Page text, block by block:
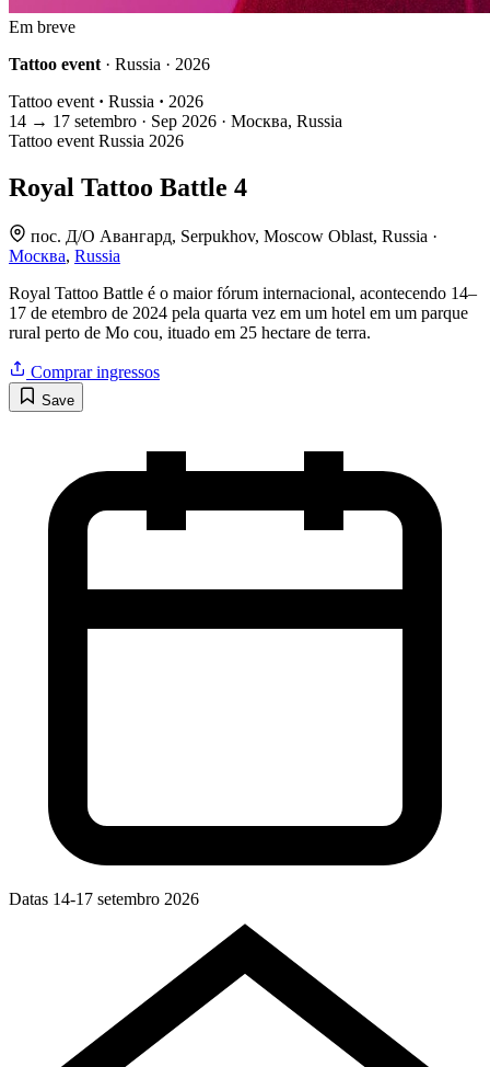
Em breve
Tattoo event · Russia · 2026
Tattoo event · Russia · 2026
14 → 17 setembro · Sep 2026 · Москва, Russia
Tattoo event Russia 2026
Royal Tattoo Battle 4
пос. Д/О Авангард, Serpukhov, Moscow Oblast, Russia ·
Москва, Russia
Royal Tattoo Battle é o maior fórum internacional, acontecendo 14–
17 de etembro de 2024 pela quarta vez em um hotel em um parque
rural perto de Mo cou, ituado em 25 hectare de terra.
Comprar ingressos
Save
Datas 14-17 setembro 2026